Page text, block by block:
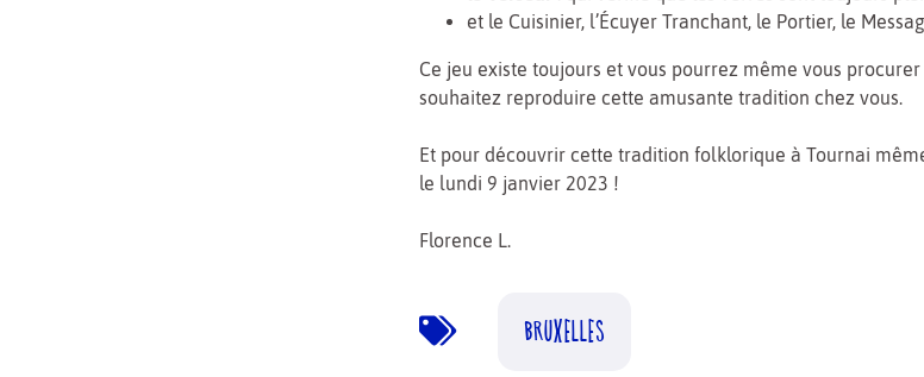
et le Cuisinier, l’Écuyer Tranchant, le Portier, le
Ce jeu existe toujours et vous pourrez même vous procurer
souhaitez reproduire cette amusante tradition chez vous.
Et pour découvrir cette tradition folklorique à Tournai
le lundi 9 janvier 2023 !
Florence L.
BRUXELLES